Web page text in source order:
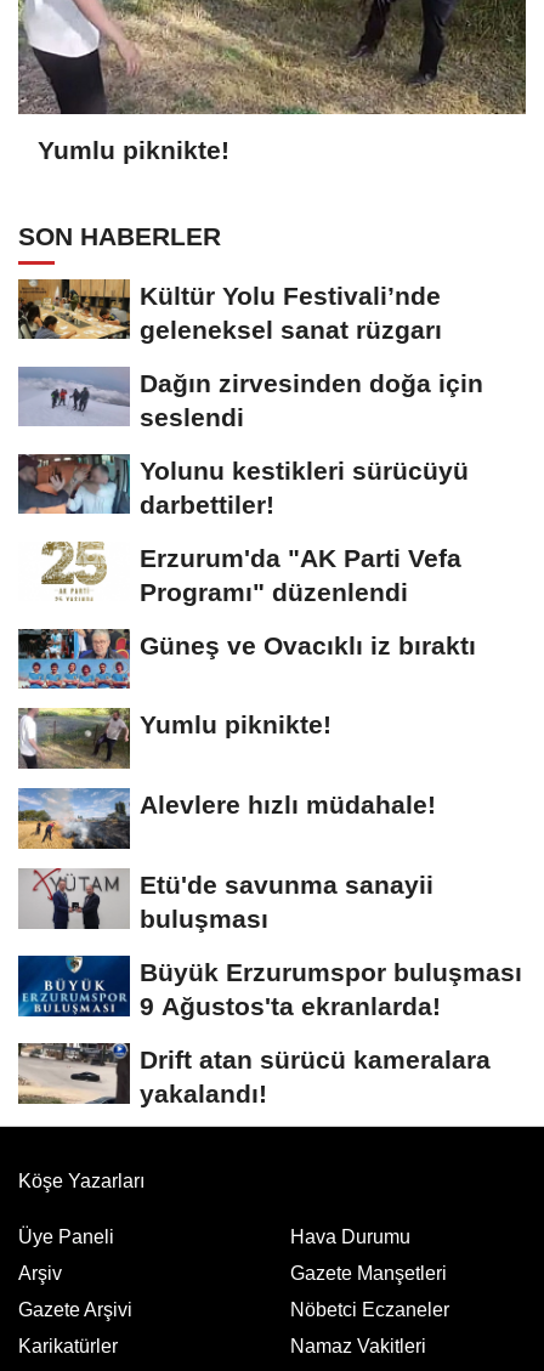
Yumlu piknikte!
SON HABERLER
Kültür Yolu Festivali’nde
geleneksel sanat rüzgarı
Dağın zirvesinden doğa için
seslendi
Yolunu kestikleri sürücüyü
darbettiler!
Erzurum'da "AK Parti Vefa
Programı" düzenlendi
Güneş ve Ovacıklı iz bıraktı
Yumlu piknikte!
Alevlere hızlı müdahale!
Etü'de savunma sanayii
buluşması
Büyük Erzurumspor buluşması
9 Ağustos'ta ekranlarda!
Drift atan sürücü kameralara
yakalandı!
Köşe Yazarları
Üye Paneli
Arşiv
Gazete Arşivi
Karikatürler
Hava Durumu
Gazete Manşetleri
Nöbetci Eczaneler
Namaz Vakitleri